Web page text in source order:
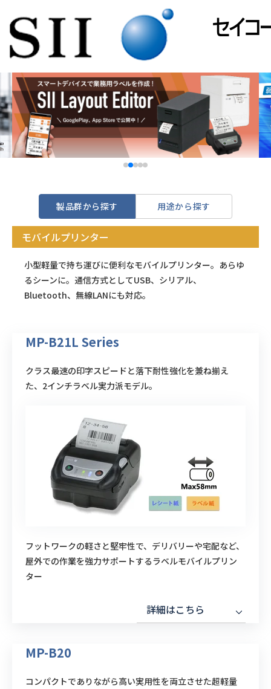
製品群から探す 用途から探す
モバイルプリンター
小型軽量で持ち運びに便利なモバイルプリンター。あらゆ
るシーンに。通信方式としてUSB、シリアル、
Bluetooth、無線LANにも対応。
MP-B21L Series
クラス最速の印字スピードと落下耐性強化を兼ね揃え
た、2インチラベル実力派モデル。
フットワークの軽さと堅牢性で、デリバリーや宅配など、
屋外での作業を強力サポートするラベルモバイルプリン
ター
詳細はこちら
MP-B20
コンパクトでありながら高い実用性を両立させた超軽量